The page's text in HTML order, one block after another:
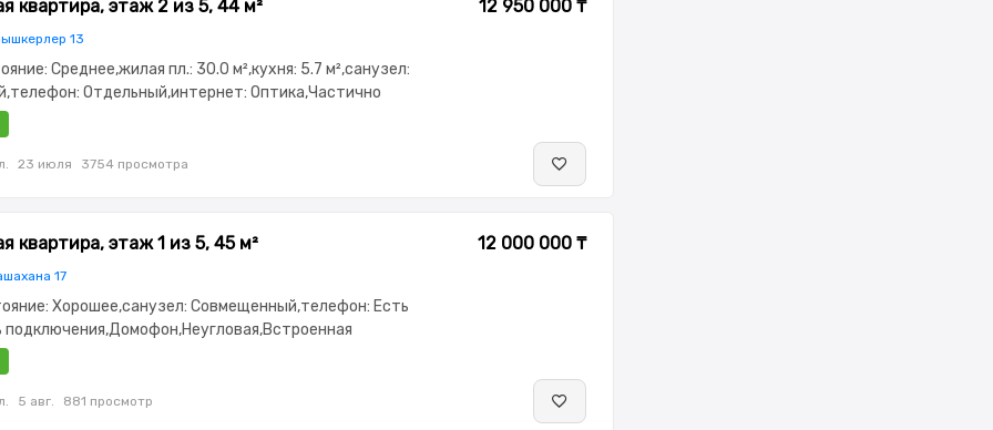
квартира, этаж 2 из 5, 44 м²
13
12 950 000 ₸
Среднее,жилая пл.: 30.0 м²,кухня: 5.7 м²,санузел:
Отдельный,интернет: Оптика,Частично
меблирована,Домофон,Неугловая
23 июля 3754 просмотра
квартира, этаж 1 из 5, 45 м²
17
12 000 000 ₸
Хорошее,санузел: Совмещенный,телефон: Есть
5 авг. 881 просмотр